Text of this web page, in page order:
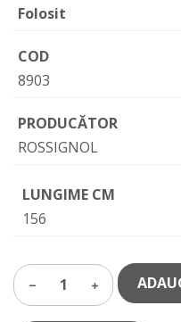
Folosit
COD
8903
PRODUCĂTOR
ROSSIGNOL
LUNGIME CM
156
1